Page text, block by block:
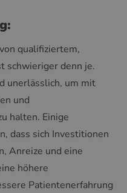
qualifiziertem,
schwieriger denn je.
unerlässlich, um mit
und
halten. Einige
dass sich Investitionen
Anreize und eine
höhere
Patientenerfahrung